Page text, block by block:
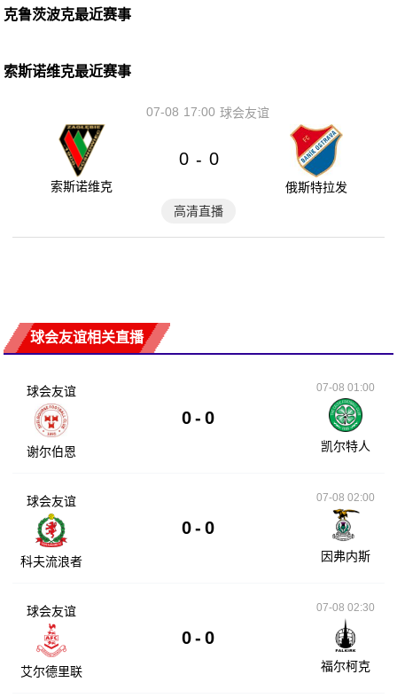
克鲁茨波克最近赛事
索斯诺维克最近赛事
17:00
07-08 球会友谊
索斯诺维克
0 - 0
俄斯特拉发
高清直播
球会友谊相关直播
球会友谊
谢尔伯恩
0 - 0
07-08 01:00
凯尔特人
球会友谊
科夫流浪者
0 - 0
07-08 02:00
因弗内斯
球会友谊
艾尔德里联
0 - 0
07-08 02:30
福尔柯克